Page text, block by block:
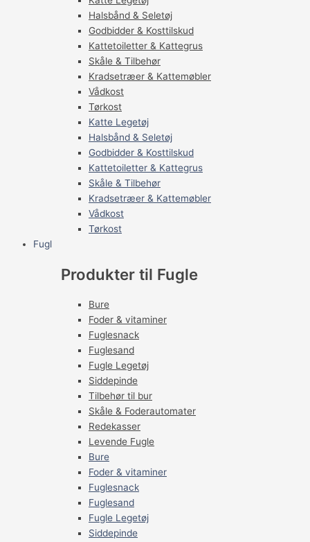
Halsbånd & Seletøj
Godbidder & Kosttilskud
Kattetoiletter & Kattegrus
Skåle & Tilbehør
Kradsetræer & Kattemøbler
Vådkost
Tørkost
Katte Legetøj
Halsbånd & Seletøj
Godbidder & Kosttilskud
Kattetoiletter & Kattegrus
Skåle & Tilbehør
Kradsetræer & Kattemøbler
Vådkost
Tørkost
Fugl
Produkter til Fugle
Bure
Foder & vitaminer
Fuglesnack
Fuglesand
Fugle Legetøj
Siddepinde
Tilbehør til bur
Skåle & Foderautomater
Redekasser
Levende Fugle
Bure
Foder & vitaminer
Fuglesnack
Fuglesand
Fugle Legetøj
Siddepinde